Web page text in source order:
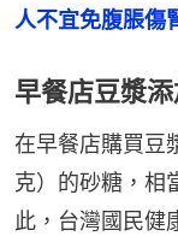
人不宜免腹脹傷
早餐店豆漿
在早餐店購買豆
克）的砂糖，相
此，台灣國民健